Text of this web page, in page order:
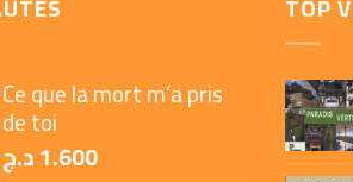
Ce que la mort m’a pris
de toi
1.600د.ج